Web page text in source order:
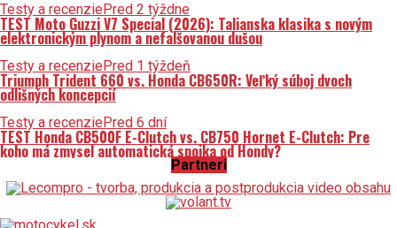
Testy a recenziePred 2 týždne
TEST Moto Guzzi V7 Special (2026): Talianska klasika s novým
elektronickým plynom a nefalšovanou dušou
Testy a recenziePred 1 týždeň
Triumph Trident 660 vs. Honda CB650R: Veľký súboj dvoch
odlišných koncepcií
Testy a recenziePred 6 dní
TEST Honda CB500F E-Clutch vs. CB750 Hornet E-Clutch: Pre
koho má zmysel automatická spojka od Hondy?
Partneri